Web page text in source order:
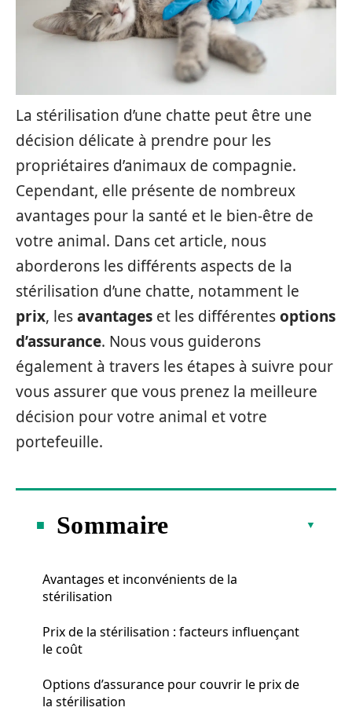
La stérilisation d’une chatte peut être une
décision délicate à prendre pour les
propriétaires d’animaux de compagnie.
Cependant, elle présente de nombreux
avantages pour la santé et le bien-être de
votre animal. Dans cet article, nous
aborderons les différents aspects de la
stérilisation d’une chatte, notamment le
prix, lesavantages et les différentesoptions
d’assurance. Nous vous guiderons
également à travers les étapes à suivre pour
vous assurer que vous prenez la meilleure
décision pour votre animal et votre
portefeuille.
Sommaire
Avantages et inconvénients de la
stérilisation
Prix de la stérilisation : facteurs influençant
le coût
Options d’assurance pour couvrir le prix de
la stérilisation